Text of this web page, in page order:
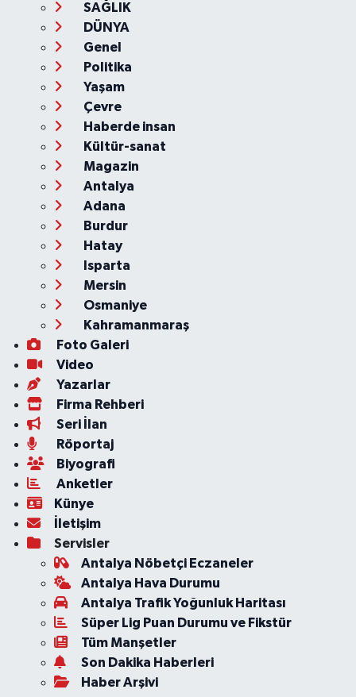
SAĞLIK
DÜNYA
Genel
Politika
Yaşam
Çevre
Haberde insan
Kültür-sanat
Magazin
Antalya
Adana
Burdur
Hatay
Isparta
Mersin
Osmaniye
Kahramanmaraş
Foto Galeri
Video
Yazarlar
Firma Rehberi
Seri İlan
Röportaj
Biyografi
Anketler
Künye
İletişim
Servisler
Antalya Nöbetçi Eczaneler
Antalya Hava Durumu
Antalya Trafik Yoğunluk Haritası
Süper Lig Puan Durumu ve Fikstür
Tüm Manşetler
Son Dakika Haberleri
Haber Arşivi